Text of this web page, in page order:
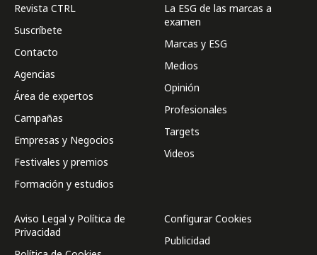
Revista CTRL
Suscríbete
Contacto
Agencias
Área de expertos
Campañas
Empresas y Negocios
Festivales y premios
Formación y estudios
La ESG de las marcas a
examen
Marcas y ESG
Medios
Opinión
Profesionales
Targets
Videos
Aviso Legal y Política de
Privacidad
Configurar Cookies
Publicidad